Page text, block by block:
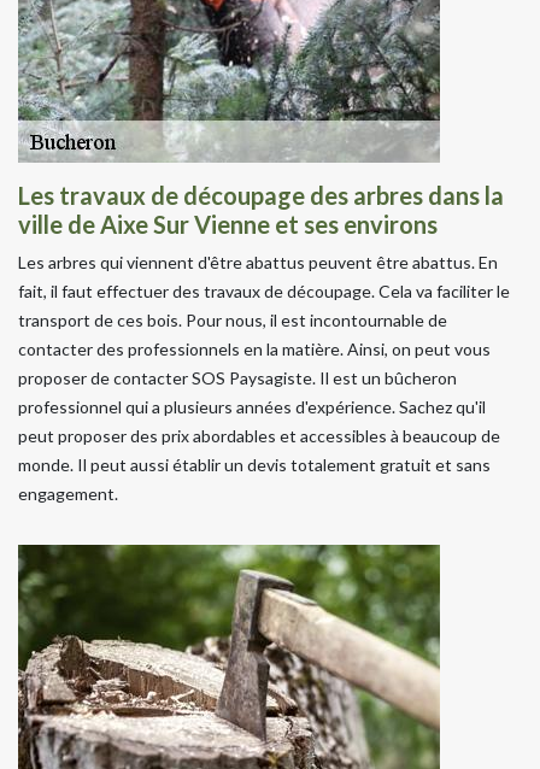
Les travaux de découpage des arbres dans la
ville de Aixe Sur Vienne et ses environs
Les arbres qui viennent d'être abattus peuvent être abattus. En
fait, il faut effectuer des travaux de découpage. Cela va faciliter le
transport de ces bois. Pour nous, il est incontournable de
contacter des professionnels en la matière. Ainsi, on peut vous
proposer de contacter SOS Paysagiste. Il est un bûcheron
professionnel qui a plusieurs années d'expérience. Sachez qu'il
peut proposer des prix abordables et accessibles à beaucoup de
monde. Il peut aussi établir un devis totalement gratuit et sans
engagement.